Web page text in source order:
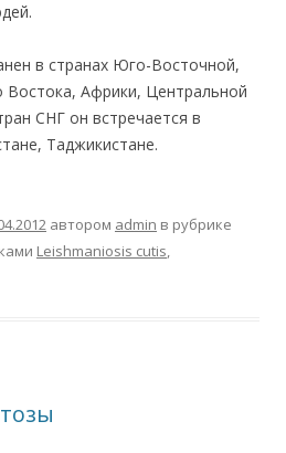
в странах Юго-Восточной,
Востока, Африки, Центральной
СНГ он встречается в
Таджикистане.
автором admin в рубрике
Leishmaniosis cutis,